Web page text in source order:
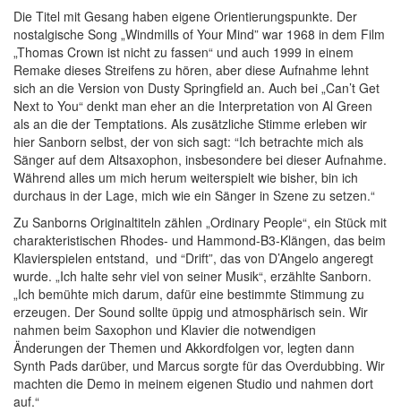
Die Titel mit Gesang haben eigene Orientierungspunkte. Der
nostalgische Song „Windmills of Your Mind” war 1968 in dem Film
„Thomas Crown ist nicht zu fassen“ und auch 1999 in einem
Remake dieses Streifens zu hören, aber diese Aufnahme lehnt
sich an die Version von Dusty Springfield an. Auch bei „Can’t Get
Next to You“ denkt man eher an die Interpretation von Al Green
als an die der Temptations. Als zusätzliche Stimme erleben wir
hier Sanborn selbst, der von sich sagt: “Ich betrachte mich als
Sänger auf dem Altsaxophon, insbesondere bei dieser Aufnahme.
Während alles um mich herum weiterspielt wie bisher, bin ich
durchaus in der Lage, mich wie ein Sänger in Szene zu setzen.“
Zu Sanborns Originaltiteln zählen „Ordinary People“, ein Stück mit
charakteristischen Rhodes- und Hammond-B3-Klängen, das beim
Klavierspielen entstand, und “Drift”, das von D’Angelo angeregt
wurde. „Ich halte sehr viel von seiner Musik“, erzählte Sanborn.
„Ich bemühte mich darum, dafür eine bestimmte Stimmung zu
erzeugen. Der Sound sollte üppig und atmosphärisch sein. Wir
nahmen beim Saxophon und Klavier die notwendigen
Änderungen der Themen und Akkordfolgen vor, legten dann
Synth Pads darüber, und Marcus sorgte für das Overdubbing. Wir
machten die Demo in meinem eigenen Studio und nahmen dort
auf.“